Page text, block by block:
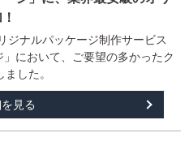
ジナルパッケージ制作サービス
」において、ご要望の多かったク
した。
見る